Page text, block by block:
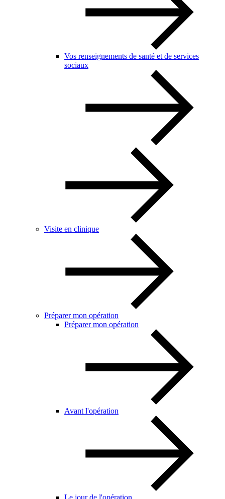
Vos renseignements de santé et de services
sociaux
Visite en clinique
Préparer mon opération
Préparer mon opération
Avant l'opération